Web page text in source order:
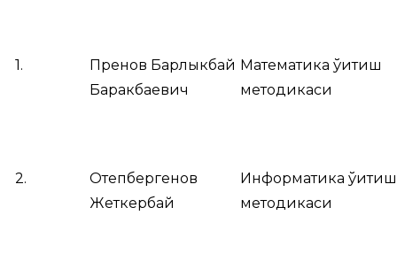
1.
Пренов Барлыкбай
Баракбаевич
Математика ўқитиш
методикаси
2.
Отепбергенов
Жеткербай
Информатика ўқитиш
методикаси